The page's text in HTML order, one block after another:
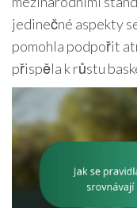
jedinečné aspekty
pomohla podpořit
přispěla k růstu